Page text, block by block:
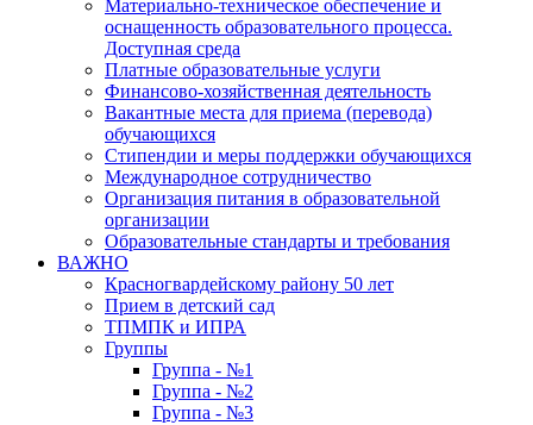
Материально-техническое обеспечение и
оснащенность образовательного процесса.
Доступная среда
Платные образовательные услуги
Финансово-хозяйственная деятельность
Вакантные места для приема (перевода)
обучающихся
Стипендии и меры поддержки обучающихся
Международное сотрудничество
Организация питания в образовательной
организации
Образовательные стандарты и требования
ВАЖНО
Красногвардейскому району 50 лет
Прием в детский сад
ТПМПК и ИПРА
Группы
Группа - №1
Группа - №2
Группа - №3